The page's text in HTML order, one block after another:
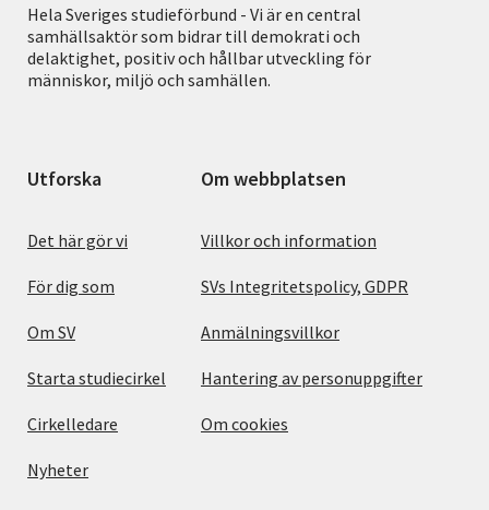
Hela Sveriges studieförbund - Vi är en central
samhällsaktör som bidrar till demokrati och
delaktighet, positiv och hållbar utveckling för
människor, miljö och samhällen.
Utforska
Det här gör vi
För dig som
Om SV
Starta studiecirkel
Cirkelledare
Nyheter
Om webbplatsen
Villkor och information
SVs Integritetspolicy, GDPR
Anmälningsvillkor
Hantering av personuppgifter
Om cookies